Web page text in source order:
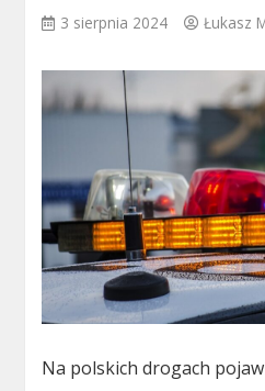
3 sierpnia 2024 Łukasz
Na polskich drogach